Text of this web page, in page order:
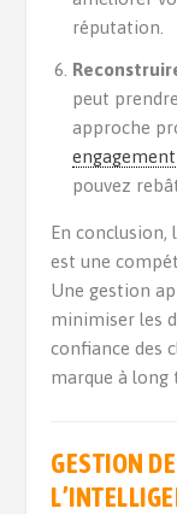
réputation.
peut
approche
engagement
pouvez
En conclusion,
est une
Une gestion
minimiser les
confiance des
marque à long
GESTION